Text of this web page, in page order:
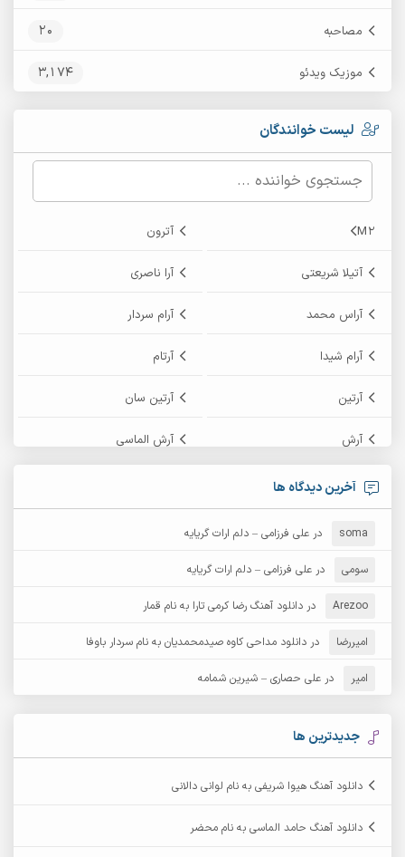
مصاحبه 20
موزیک ویدئو 3,174
لیست خوانندگان
M2 آترون
آتیلا شریعتی آرا ناصری
آراس محمد آرام سردار
آرام شیدا آرتام
آرتین آرتین سان
آرش آرش الماسی
آرش امامی
آرش عثمان
آرش مبهم آرش مستشیری
آرش مهرابی آرش نظری
آرشام
آرکاداش
آخرین دیدگاه ها
soma در علی فرزامی – دلم ارات گریایه
سومی در علی فرزامی – دلم ارات گریایه
Arezoo در دانلود آهنگ رضا کرمی تارا به نام قمار
امیررضا در دانلود مداحی کاوه صیدمحمدیان به نام سردار باوفا
امیر در علی حصاری – شیرین شمامه
جدیدترین ها
دانلود آهنگ هیوا شریفی به نام لوانی دالانی
دانلود آهنگ حامد الماسی به نام محضر